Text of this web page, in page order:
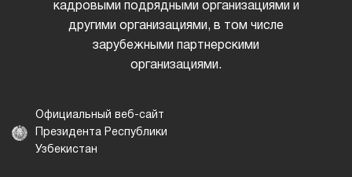
кадровыми подрядными организациями и
другими организациями, в том числе
зарубежными партнерскими
организациями.
Официальный веб-сайт
Президента Республики
Узбекистан